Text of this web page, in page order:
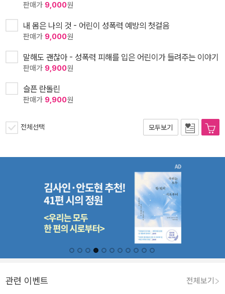
판매가 9,000원
내 몸은 나의 것 - 어린이 성폭력 예방의 첫걸음
판매가 9,000원
말해도 괜찮아 - 성폭력 피해를 입은 어린이가 들려주는 이야기
판매가 9,900원
슬픈 란돌린
판매가 9,900원
전체선택 모두보기
관련 이벤트 전체보기